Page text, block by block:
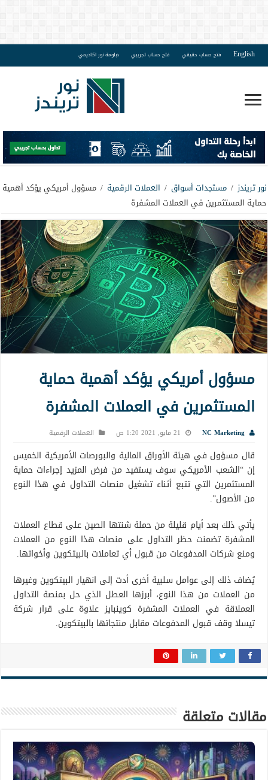
English فتح حساب حقيقي فتح حساب تجريبي دبلومة نور اكاديمي
نور تريندز / مستجدات أسواق / العملات الرقمية / مسؤول أمريكي يؤكد أهمية
حماية المستثمرين في العملات المشفرة
مسؤول أمريكي يؤكد أهمية حماية
المستثمرين في العملات المشفرة
NC Marketing 21 مايو, 2021 1:20 ص العملات الرقمية
قال مسؤول في هيئة الأوراق المالية والبورصات الأمريكية الخميس
إن “الشعب الأمريكي سوف يستفيد من فرض المزيد إجراءات حماية
المستثمرين التي تتبع أثناء تشغيل منصات التداول في هذا النوع
من الأصول”.
يأتي ذلك بعد أيام قليلة من حملة شنتها الصين على قطاع العملات
المشفرة تضمنت حظر التداول على منصات هذا النوع من العملات
ومنع شركات المدفوعات من قبول أي تعاملات بالبيتكوين وأخواتها.
يُضاف ذلك إلى عوامل سلبية أخرى أدت إلى انهيار البيتكوين وغيرها
من العملات من هذا النوع، أبرزها العطل الذي حل بمنصة التداول
العملاقة في العملات المشفرة كوينبايز علاوة على قرار شركة
تيسلا وقف قبول المدفوعات مقابل منتجاتها بالبيتكوين.
مقالات متعلقة